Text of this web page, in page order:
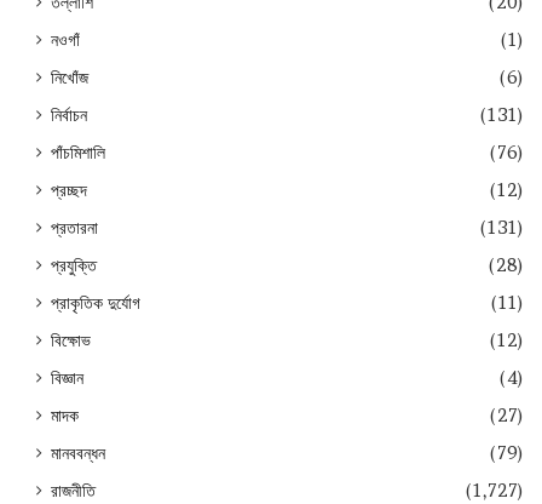
নওগাঁ
(1)
নিখোঁজ
(6)
নির্বাচন
(131)
পাঁচমিশালি
(76)
প্রচ্ছদ
(12)
প্রতারনা
(131)
প্রযুক্তি
(28)
প্রাকৃতিক দুর্যোগ
(11)
বিক্ষোভ
(12)
বিজ্ঞান
(4)
মাদক
(27)
মানববন্ধন
(79)
রাজনীতি
(1,727)